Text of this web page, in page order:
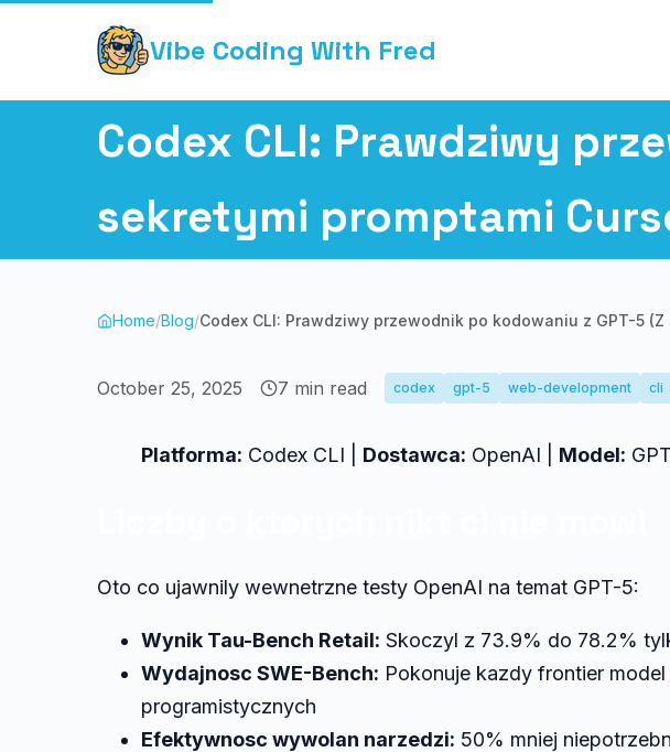
Vibe Coding With Fred
Codex CLI: Prawdziwy
sekretymi promptami
Home/Blog/Codex CLI: Prawdziwy przewodnik po kodowaniu z GPT-5
October 25, 2025 7 min read codex gpt-5 web-development cli
Platforma: Codex CLI | Dostawca: OpenAI | Model:
Oto co ujawnily wewnetrzne testy OpenAI na temat GPT-5:
Wynik Tau-Bench Retail: Skoczyl z 73.9% do 78.2%
Wydajnosc SWE-Bench: Pokonuje kazdy frontier
programistycznych
Efektywnosc wywolan narzedzi: 50% mniej